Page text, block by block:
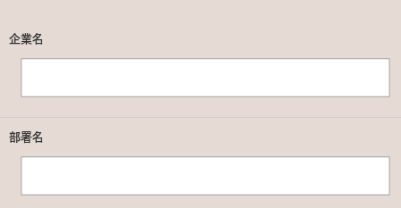
企業名
部署名